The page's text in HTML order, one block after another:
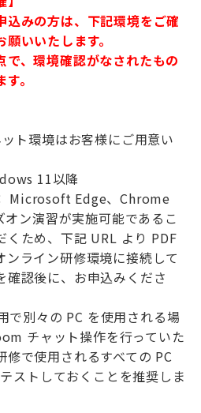
込みの方は、下記環境をご確
いいたします。
で、環境確認がなされたもの
。
ト環境はお客様にご用意い
11以降
Microsoft Edge、Chrome
オン演習が実施可能であるこ
くため、下記 URL より PDF
ンライン研修環境に接続して
確認後に、お申込みくださ
で別々の PC を使用される場
チャット操作を行っていた
で使用されるすべての PC
ストしておくことを推奨しま